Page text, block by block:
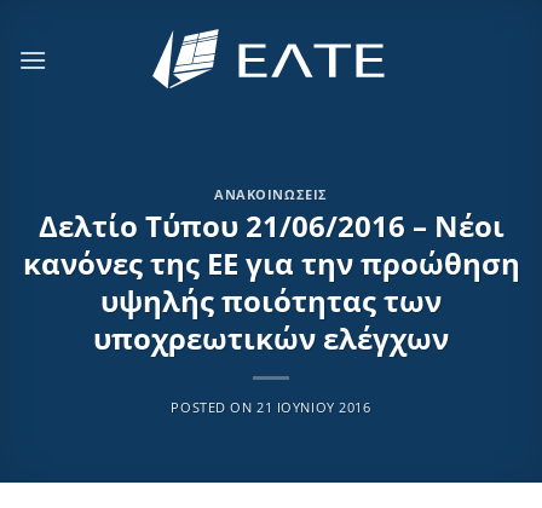
περιεχόμενο
ΑΝΑΚΟΙΝΏΣΕΙΣ
Δελτίο Τύπου 21/06/2016 – Νέοι
κανόνες της ΕΕ για την προώθηση
υψηλής ποιότητας των
υποχρεωτικών ελέγχων
POSTED ON21 ΙΟΥΝΊΟΥ 2016